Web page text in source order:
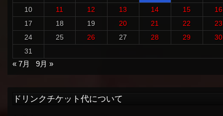
10
11 12 13 14 15
16
17
18 19 20 21 22
23
24
25 26 27 28 29
30
31
« 7月
9月 »
ドリンクチケット代について